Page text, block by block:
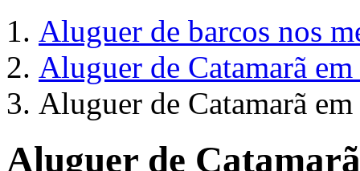
Aluguer de barcos nos
Aluguer de Catamarã em
Aluguer de Catamarã
Aluguer de